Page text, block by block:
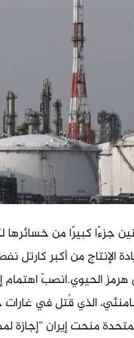
جزءًا كبيرًا من
الإنتاج من أكبر
الحيوي.انصبّ اهتمام
الذي قُتل في
منحت إيران